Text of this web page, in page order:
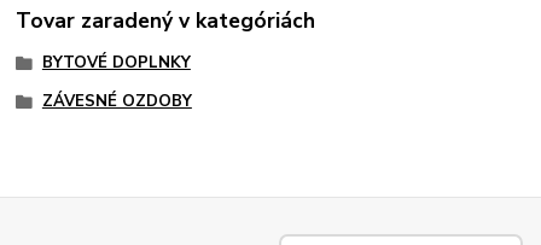
Tovar zaradený v kategóriách
BYTOVÉ DOPLNKY
ZÁVESNÉ OZDOBY